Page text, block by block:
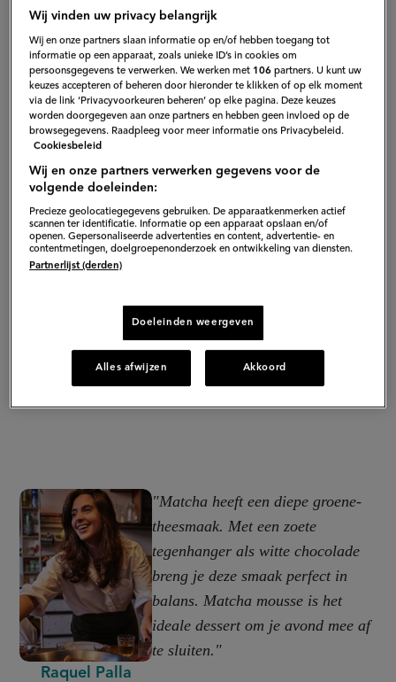
Gepubliceerd op: 06-03-25
Bewerkt op: 16-04-2026
Raquel Palla
"Matcha heeft een diepe groene-
theesmaak. Met een zoete
tegenhanger als witte chocolade
breng je deze smaak perfect in
balans. Matcha mousse is het
ideale dessert om je avond mee af
te sluiten."
Wij vinden uw privacy belangrijk
Wij en onze partners slaan informatie op en/of hebben toegang tot
informatie op een apparaat, zoals unieke ID’s in cookies om
persoonsgegevens te verwerken. We werken met 106 partners. U kunt uw
keuzes accepteren of beheren door hieronder te klikken of op elk moment
via de link ‘Privacyvoorkeuren beheren’ op elke pagina. Deze keuzes
worden doorgegeven aan onze partners en hebben geen invloed op de
browsegegevens. Raadpleeg voor meer informatie ons Privacybeleid.
Cookiesbeleid
Wij en onze partners verwerken gegevens voor de
volgende doeleinden:
Precieze geolocatiegegevens gebruiken. De apparaatkenmerken actief
scannen ter identificatie. Informatie op een apparaat opslaan en/of
openen. Gepersonaliseerde advertenties en content, advertentie- en
contentmetingen, doelgroepenonderzoek en ontwikkeling van diensten.
Partnerlijst (derden)
Doeleinden weergeven
Alles afwijzen Akkoord